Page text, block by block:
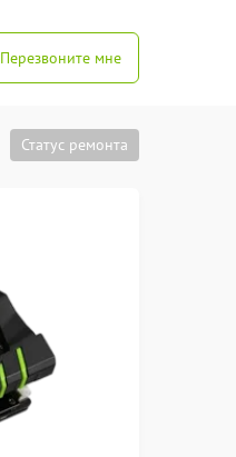
Перезвоните мне
Статус ремонта